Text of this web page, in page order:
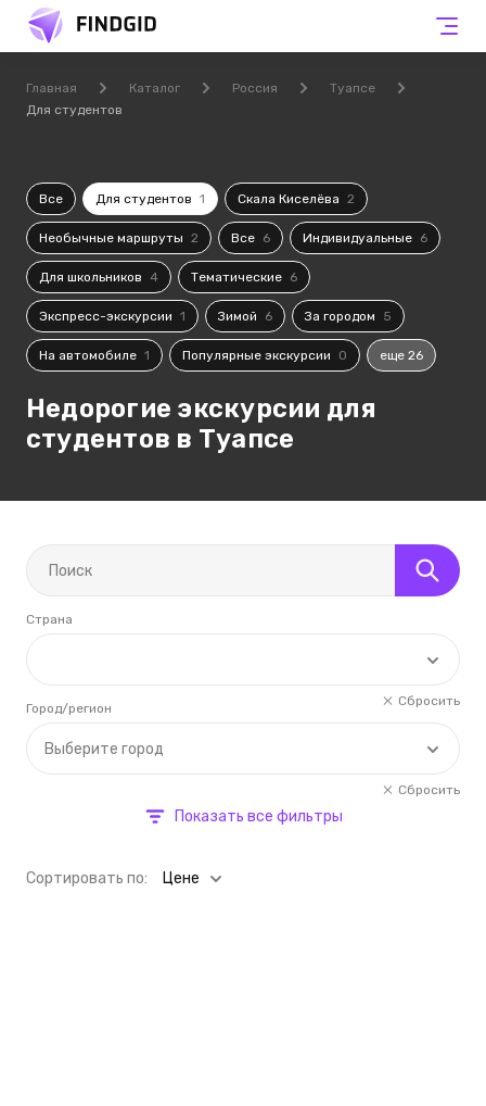
Главная Каталог Россия
Туапсе
Для студентов
Все Для студентов 1 Скала Киселёва 2
Необычные маршруты 2 Все 6 Индивидуальные 6
Для школьников 4 Тематические 6
Экспресс-экскурсии 1 Зимой 6 За городом 5
На автомобиле 1 Популярные экскурсии 0 еще 26
Недорогие экскурсии для
студентов в Туапсе
Страна
Сбросить
Выберите город
Город/регион
Сбросить
Показать все фильтры
Cортировать по: Цене